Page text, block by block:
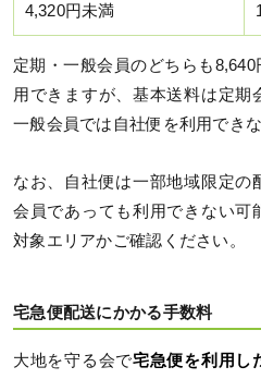
4,320円未満
定期・一般会員のどちらも
用できますが、基本送料は定期
一般会員では自社便を利用でき
なお、自社便は一部地域限定の
会員であっても利用できない可
対象エリアかご確認ください。
宅急便配送にかかる手数料
大地を守る会で宅急便を利用し